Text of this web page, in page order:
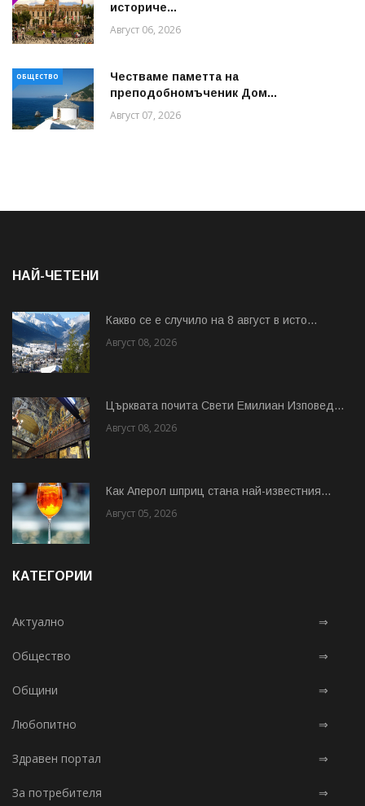
историче...
Август 06, 2026
ОБЩЕСТВО
Честваме паметта на
преподобномъченик Дом...
Август 07, 2026
НАЙ-ЧЕТЕНИ
Какво се е случило на 8 август в исто...
Август 08, 2026
Църквата почита Свeти Емилиан Изповед...
Август 08, 2026
Как Аперол шприц стана най-известния...
Август 05, 2026
КАТЕГОРИИ
Актуално ⇒
Общество ⇒
Общини ⇒
Любопитно ⇒
Здравен портал ⇒
За потребителя ⇒